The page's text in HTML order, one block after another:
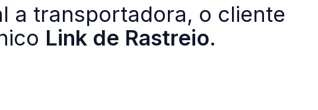
a transportadora, o cliente
Link de Rastreio.